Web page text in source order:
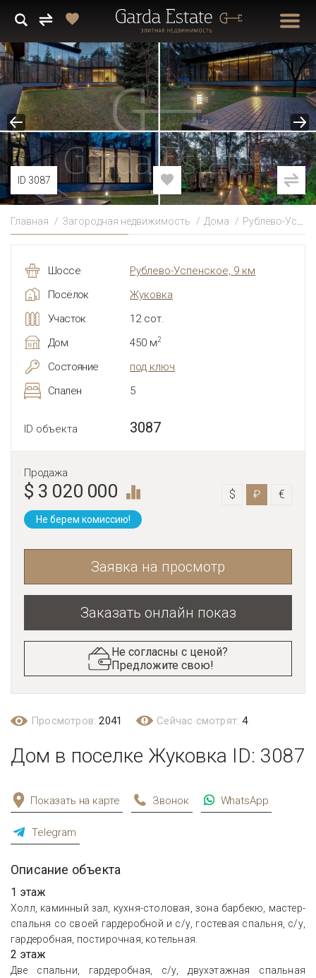
ID 3087
Главная Загородная недвижимость Дома Рублево-Успенское
Шоссе
Рублево-Успенское, 9 км
Посёлок
Жуковка
Участок
12 сот.
Дом
450 м2
Состояние
под ключ
Спален
5
ID объекта 3087
Продажа
$ 3 020 000 $ ₽ €
Не берем комиссию!
Заявка на просмотр
Заказать онлайн показ
Не согласны с ценой?
Предложите свою!
Просмотров:2041 Сейчас смотрят:4
Дом в поселке Жуковка ID: 3087
Показать на карте Звонок WhatsApp
Telegram
Описание объекта
1 этаж
Холл, каминный зал, кухня-столовая, зона барбекю, мастер-
спальня со своей гардеробной и с/у, гостевая спальня, с/у,
гардеробная, постирочная, котельная.
2 этаж
Две спальни, гардеробная, с/у, двухэтажная спальная